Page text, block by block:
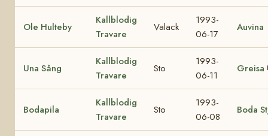
Ole Hulteby
Kallblodig
Travare
Valack
1993-
06-17
Auvina
Una Sång
Kallblodig
Travare
Sto
1993-
06-11
Greisa
Bodapila
Kallblodig
Travare
Sto
1993-
06-08
Boda